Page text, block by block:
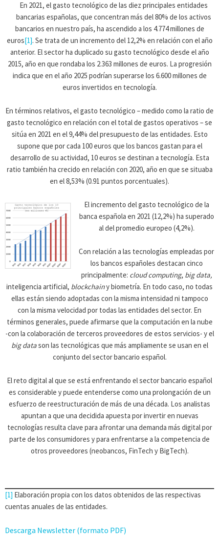
En 2021, el gasto tecnológico de las diez principales entidades
bancarias españolas, que concentran más del 80% de los activos
bancarios en nuestro país, ha ascendido a los 4.774 millones de
euros[1]. Se trata de un incremento del 12,2% en relación con el año
anterior. El sector ha duplicado su gasto tecnológico desde el año
2015, año en que rondaba los 2.363 millones de euros. La progresión
indica que en el año 2025 podrían superarse los 6.600 millones de
euros invertidos en tecnología.
En términos relativos, el gasto tecnológico – medido como la ratio de
gasto tecnológico en relación con el total de gastos operativos – se
sitúa en 2021 en el 9,44% del presupuesto de las entidades. Esto
supone que por cada 100 euros que los bancos gastan para el
desarrollo de su actividad, 10 euros se destinan a tecnología. Esta
ratio también ha crecido en relación con 2020, año en que se situaba
en el 8,53% (0.91 puntos porcentuales).
El incremento del gasto tecnológico de la
banca española en 2021 (12,2%) ha superado
al del promedio europeo (4,2%).
Con relación a las tecnologías empleadas por
los bancos españoles destacan cinco
principalmente: cloud computing, big data,
inteligencia artificial, blockchainy biometría. En todo caso, no todas
ellas están siendo adoptadas con la misma intensidad ni tampoco
con la misma velocidad por todas las entidades del sector. En
términos generales, puede afirmarse que la computación en la nube
-con la colaboración de terceros proveedores de estos servicios- y el
big datason las tecnológicas que más ampliamente se usan en el
conjunto del sector bancario español.
El reto digital al que se está enfrentando el sector bancario español
es considerable y puede entenderse como una prolongación de un
esfuerzo de reestructuración de más de una década. Los analistas
apuntan a que una decidida apuesta por invertir en nuevas
tecnologías resulta clave para afrontar una demanda más digital por
parte de los consumidores y para enfrentarse a la competencia de
otros proveedores (neobancos, FinTech y BigTech).
[1] Elaboración propia con los datos obtenidos de las respectivas
cuentas anuales de las entidades.
Descarga Newsletter (formato PDF)